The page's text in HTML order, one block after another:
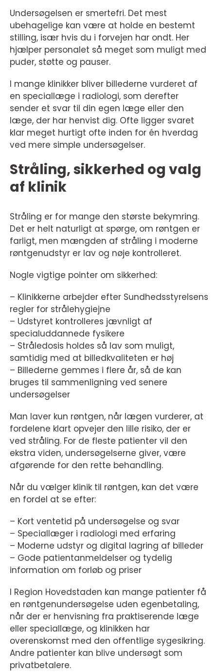
Undersøgelsen er smertefri. Det mest
ubehagelige kan være at holde en bestemt
stilling, især hvis du i forvejen har ondt. Her
hjælper personalet så meget som muligt med
puder, støtte og pauser.
I mange klinikker bliver billederne vurderet af
en speciallæge i radiologi, som derefter
sender et svar til din egen læge eller den
læge, der har henvist dig. Ofte ligger svaret
klar meget hurtigt ofte inden for én hverdag
ved mere simple undersøgelser.
Stråling, sikkerhed og valg
af klinik
Stråling er for mange den største bekymring.
Det er helt naturligt at spørge, om røntgen er
farligt, men mængden af stråling i moderne
røntgenudstyr er lav og nøje kontrolleret.
Nogle vigtige pointer om sikkerhed:
– Klinikkerne arbejder efter Sundhedsstyrelsens
regler for strålehygiejne
– Udstyret kontrolleres jævnligt af
specialuddannede fysikere
– Stråledosis holdes så lav som muligt,
samtidig med at billedkvaliteten er høj
– Billederne gemmes i flere år, så de kan
bruges til sammenligning ved senere
undersøgelser
Man laver kun røntgen, når lægen vurderer, at
fordelene klart opvejer den lille risiko, der er
ved stråling. For de fleste patienter vil den
ekstra viden, undersøgelserne giver, være
afgørende for den rette behandling.
Når du vælger klinik til røntgen, kan det være
en fordel at se efter:
– Kort ventetid på undersøgelse og svar
– Speciallæger i radiologi med erfaring
– Moderne udstyr og digital lagring af billeder
– Gode patientanmeldelser og tydelig
information om forløb og priser
I Region Hovedstaden kan mange patienter få
en røntgenundersøgelse uden egenbetaling,
når der er henvisning fra praktiserende læge
eller speciallæge, og klinikken har
overenskomst med den offentlige sygesikring.
Andre patienter kan blive undersøgt som
privatbetalere.